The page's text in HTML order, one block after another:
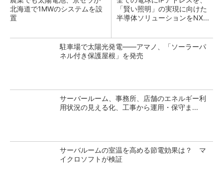
北海道で1MWのシステムを設
置
「賢い照明」の実現に向けた
半導体ソリューションをNX...
駐車場で太陽光発電――アマノ、「ソーラーパ
ネル付き保護屋根」を発売
サーバールーム、事務所、店舗のエネルギー利
用状況の見える化、工事から運用・保守ま...
サーバルームの室温を高める節電効果は？ マ
イクロソフトが検証